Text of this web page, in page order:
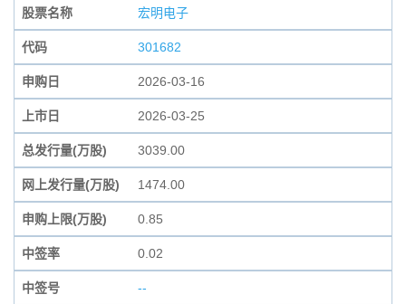
股票名称 宏明电子
代码 301682
申购日 2026-03-16
上市日 2026-03-25
总发行量(万股) 3039.00
网上发行量(万股) 1474.00
申购上限(万股) 0.85
中签率 0.02
中签号 --